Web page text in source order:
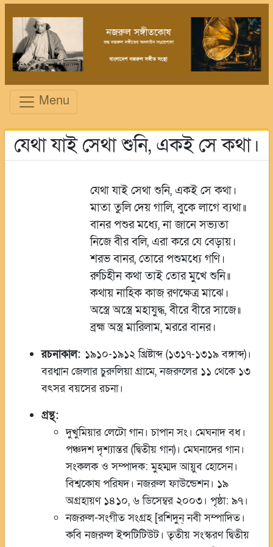
Menu
যেথা যাই সেথা শুনি, একই সে কথা।
যেথা যাই সেথা শুনি, একই সে কথা।
মাতা তুলি দেয় গালি, বুকে লাগে ব্যথা॥
বানর পশুর মধ্যে, না জানে সভ্যতা
নিজে বীর বলি, এরা করে যে বেড়ায়।
শরভ বানর, তোরে পশুমধ্যে গণি।
রুচিহীন কথা তাই তোর মুখে শুনি॥
কথায় নাহিক কাজ রণক্ষেত্র মাঝে।
অস্ত্রে অস্ত্রে মহাযুদ্ধ, বীরে বীরে সাজে॥
ব্রহ্ম অস্ত্র মারিলাম, মররে বানর।
রচনাকাল: ১৯১০-১৯১২ খ্রিষ্টাব্দ (১৩১৭-১৩১৯ বঙ্গাব্দ)।
বরধ্মান জেলার চুরুলিয়া গ্রামে, নজরুলের ১১ থেকে ১৩
বৎসর বয়সের রচনা।
গ্রন্থ:
দুখুমিয়ার লেটো গান। চাপান সং। মেঘনাদ বধ।
পঞ্চদশ দৃশ্যান্তর (দ্বিতীয় গান)। মেঘনাদের গান।
সংকলক ও সম্পাদক: মুহম্মদ আয়ুব হোসেন।
বিশ্বকোষ পরিষদ। নজরুল ফাউন্ডেশন। ১৯
অগ্রহায়ণ ১৪১০, ৬ ডিসেম্বর ২০০৩। পৃষ্ঠা: ৯৭।
নজরুল-সংগীত সংগ্রহ [রশিদুন্‌ নবী সম্পাদিত।
কবি নজরুল ইন্সটিটিউট। তৃতীয় সংস্করণ দ্বিতীয়